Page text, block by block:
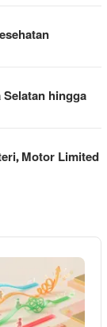
hingga
Motor Limited